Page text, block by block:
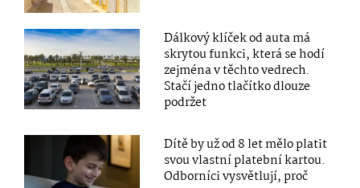
Dálkový klíček od auta má
skrytou funkci, která se hodí
zejména v těchto vedrech.
Stačí jedno tlačítko dlouze
podržet
Dítě by už od 8 let mělo platit
svou vlastní platební kartou.
Odborníci vysvětlují, proč